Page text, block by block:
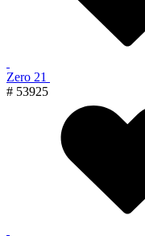
Zero 21
# 53925